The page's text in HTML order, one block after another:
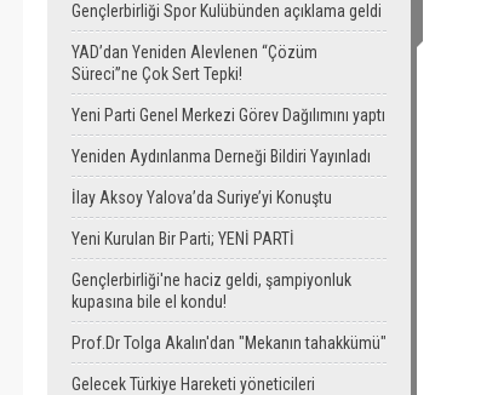
Gençlerbirliği Spor Kulübünden açıklama geldi
YAD’dan Yeniden Alevlenen “Çözüm
Süreci”ne Çok Sert Tepki!
Yeni Parti Genel Merkezi Görev Dağılımını yaptı
Yeniden Aydınlanma Derneği Bildiri Yayınladı
İlay Aksoy Yalova’da Suriye’yi Konuştu
Yeni Kurulan Bir Parti; YENİ PARTİ
Gençlerbirliği'ne haciz geldi, şampiyonluk
kupasına bile el kondu!
Prof.Dr Tolga Akalın'dan "Mekanın tahakkümü"
Gelecek Türkiye Hareketi yöneticileri